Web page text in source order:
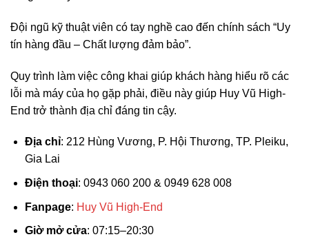
Đội ngũ kỹ thuật viên có tay nghề cao đến chính sách “Uy
tín hàng đầu – Chất lượng đảm bảo”.
Quy trình làm việc công khai giúp khách hàng hiểu rõ các
lỗi mà máy của họ gặp phải, điều này giúp Huy Vũ High-
End trở thành địa chỉ đáng tin cậy.
Địa chỉ: 212 Hùng Vương, P. Hội Thương, TP. Pleiku,
Gia Lai
Điện thoại: 0943 060 200 & 0949 628 008
Fanpage: Huy Vũ High-End
Giờ mở cửa: 07:15–20:30